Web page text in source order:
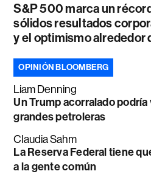
S&P 500 marca un
sólidos resultados
y el optimismo alrededor
OPINIÓN BLOOMBERG
Liam Denning
Un Trump acorralado
grandes petroleras
Claudia Sahm
La Reserva Federal tiene
a la gente común